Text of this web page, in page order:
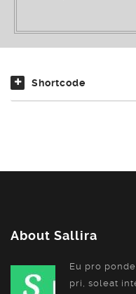
Shortcode
About Sallira
Eu pro
pri, soleat